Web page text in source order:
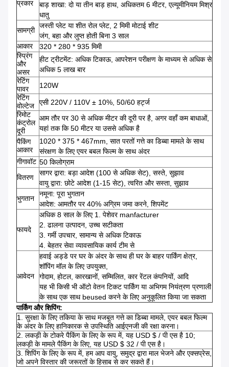
प्रकार
बाड़ शाखा: दो या तीन बाड़ हाथ, अधिकतम 6 मीटर, एल्यूमीनियम मिश्र
धातु
सामग्री
जस्ती प्लेट या शीत रोल प्लेट, 2 मिमी मोटाई शीट
जंग, बहा और लुप्त होती बिना 3 साल
आकार
320 * 280 * 935 मिमी
स्प्रिंग
और
असर
हीट ट्रीटमेंट: अधिक टिकाऊ, आपरेशन परीक्षण के माध्यम से अधिक से
अधिक 5 लाख बार
रेटिंग
पावर
120W
रेटिंग
वोल्टेज
एसी 220V / 110V ± 10%, 50/60 हर्ट्ज
रिमोट
कंट्रोल
दूरी
आम तौर पर 30 से अधिक मीटर की दूरी पर है, अगर वहाँ कम बाधाओं,
यहां तक कि 50 मीटर या उससे अधिक है
पैकिंग
आकार
1020 * 375 * 467mm, सात परतों गत्ते का डिब्बा मामले के साथ
संरक्षण के लिए एयर बबल फिल्म के साथ अंदर
गीगावॉट 50 किलोग्राम
वितरण
सागर द्वारा: बड़ा आदेश (100 से अधिक सेट), सस्ते, सुझाव
वायु द्वारा: छोटे आदेश (1-15 सेट), त्वरित और सस्ता, सुझाव
भुगतान
नमूना: पूरा भुगतान
आदेश: आमतौर पर 40% अग्रिम जमा करने, शिपमेंट
फायदे
अधिक 8 साल के लिए 1. पेशेवर manfacturer
2. ढालना उत्पादन, उच्च सटीकता
3. गर्मी उपचार, सामान्य से अधिक टिकाऊ
4. बेहतर सेवा व्यावसायिक कार्य टीम से
आवेदन
हवाई अड्डे पर घर के अंदर के साथ ही घर के बाहर पार्किंग क्षेत्र,
शॉपिंग मॉल के लिए उपयुक्त,
गोदाम, होटल, कारखानों, सम्मिलित, कार रेंटल कंपनियों, आदि
यह भी किसी भी ऑटो वेतन टिकट पार्किंग या अभिगम नियंत्रण प्रणाली
के साथ एक साथ beused करने के लिए अनुकूलित किया जा सकता
पार्किंग और शिपिंग:
1. सुरक्षा के लिए तकिया के साथ मजबूत गत्ते का डिब्बा मामले, एयर बबल फिल्म
के अंदर के लिए हानिकारक से उपस्थिति आईएनजी की रक्षा करना।
2. लकड़ी के टोकरे पैकिंग के लिए के रूप में, यह USD $ / पी एस है 10;
लकड़ी के मामले पैकिंग के लिए, यह USD $ 32 / पी एस है।
3. शिपिंग के लिए के रूप में, हम आप वायु, समुद्र द्वारा माल भेजने और एक्सप्रेस,
जो अपने विस्तार की जरूरतों के हिसाब से कर सकते हैं।